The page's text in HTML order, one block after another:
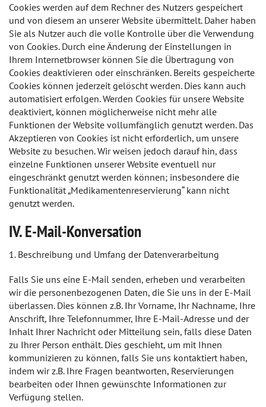
Cookies werden auf dem Rechner des Nutzers gespeichert
und von diesem an unserer Website übermittelt. Daher haben
Sie als Nutzer auch die volle Kontrolle über die Verwendung
von Cookies. Durch eine Änderung der Einstellungen in
Ihrem Internetbrowser können Sie die Übertragung von
Cookies deaktivieren oder einschränken. Bereits gespeicherte
Cookies können jederzeit gelöscht werden. Dies kann auch
automatisiert erfolgen. Werden Cookies für unsere Website
deaktiviert, können möglicherweise nicht mehr alle
Funktionen der Website vollumfänglich genutzt werden. Das
Akzeptieren von Cookies ist nicht erforderlich, um unsere
Website zu besuchen. Wir weisen jedoch darauf hin, dass
einzelne Funktionen unserer Website eventuell nur
eingeschränkt genutzt werden können; insbesondere die
Funktionalität „Medikamentenreservierung“ kann nicht
genutzt werden.
IV. E-Mail-Konversation
1. Beschreibung und Umfang der Datenverarbeitung
Falls Sie uns eine E-Mail senden, erheben und verarbeiten
wir die personenbezogenen Daten, die Sie uns in der E-Mail
überlassen. Dies können z.B. Ihr Vorname, Ihr Nachname, Ihre
Anschrift, Ihre Telefonnummer, Ihre E-Mail-Adresse und der
Inhalt Ihrer Nachricht oder Mitteilung sein, falls diese Daten
zu Ihrer Person enthält. Dies geschieht, um mit Ihnen
kommunizieren zu können, falls Sie uns kontaktiert haben,
indem wir z.B. Ihre Fragen beantworten, Reservierungen
bearbeiten oder Ihnen gewünschte Informationen zur
Verfügung stellen.